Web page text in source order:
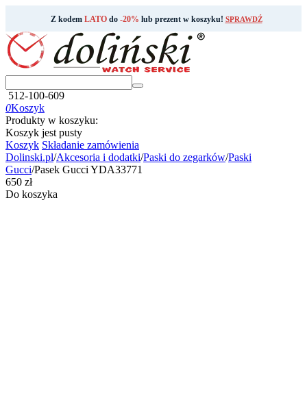
Z kodem LATOdo -20% lub prezent w koszyku! SPRAWDŹ
512-100-609
0Koszyk
Produkty w koszyku:
Koszyk jest pusty
Koszyk Składanie zamówienia
Dolinski.pl/Akcesoria i dodatki/Paski do zegarków/Paski
Gucci/Pasek Gucci YDA33771
‍650‍ zł
Do koszyka